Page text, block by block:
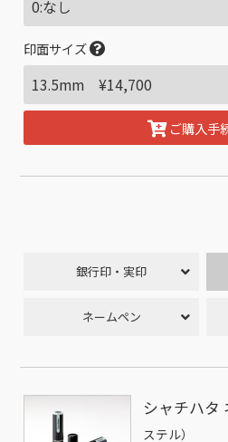
印面サイズ
ご購入手
銀行印・実印
ネームペン
シャチハタ
ステル）